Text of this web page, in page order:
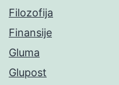
Filozofija
Finansije
Gluma
Glupost